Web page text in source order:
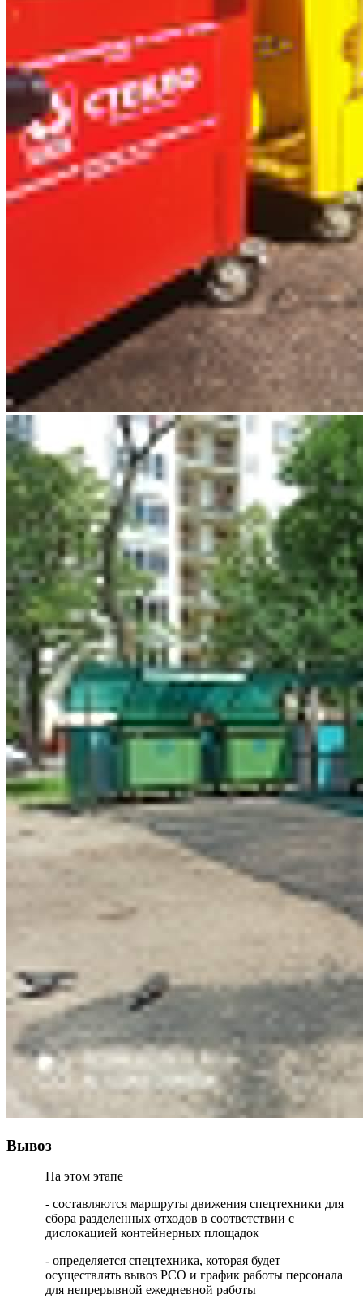
Вывоз
На этом этапе
- составляются маршруты движения спецтехники для
сбора разделенных отходов в соответствии с
дислокацией контейнерных площадок
- определяется спецтехника, которая будет
осуществлять вывоз РСО и график работы персонала
для непрерывной ежедневной работы